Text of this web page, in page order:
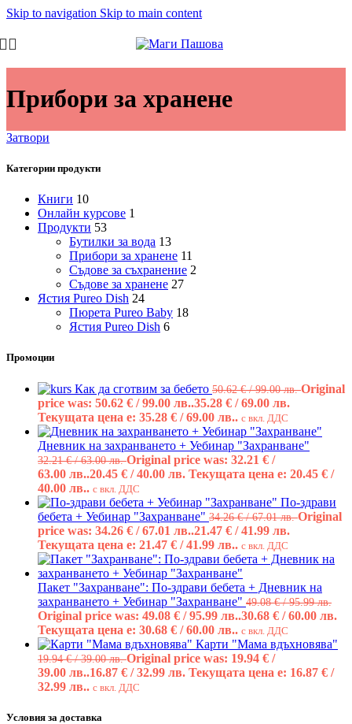
Skip to navigation Skip to main content
Прибори за хранене
Затвори
Категории продукти
Книги 10
Онлайн курсове 1
Продукти 53
Бутилки за вода 13
Прибори за хранене 11
Съдове за съхранение 2
Съдове за хранене 27
Ястия Pureo Dish 24
Пюрета Pureo Baby 18
Ястия Pureo Dish 6
Промоции
Как да сготвим за бебето 50.62€/ 99.00 лв.Original
price was: 50.62 € / 99.00 лв..35.28 € / 69.00 лв.
Текущата цена е: 35.28 € / 69.00 лв.. с вкл. ДДС
Дневник на захранването + Уебинар "Захранване"
32.21€/ 63.00 лв.Original price was: 32.21 € /
63.00 лв..20.45 € / 40.00 лв. Текущата цена е: 20.45 € /
40.00 лв.. с вкл. ДДС
По-здрави
бебета + Уебинар "Захранване" 34.26€/ 67.01 лв.Original
price was: 34.26 € / 67.01 лв..21.47 € / 41.99 лв.
Текущата цена е: 21.47 € / 41.99 лв.. с вкл. ДДС
Пакет "Захранване": По-здрави бебета + Дневник на
захранването + Уебинар "Захранване" 49.08€/ 95.99 лв.
Original price was: 49.08 € / 95.99 лв..30.68 € / 60.00 лв.
Текущата цена е: 30.68 € / 60.00 лв.. с вкл. ДДС
Карти "Мама вдъхновява"
19.94€/ 39.00 лв.Original price was: 19.94 € /
39.00 лв..16.87 € / 32.99 лв. Текущата цена е: 16.87 € /
32.99 лв.. с вкл. ДДС
Условия за доставка